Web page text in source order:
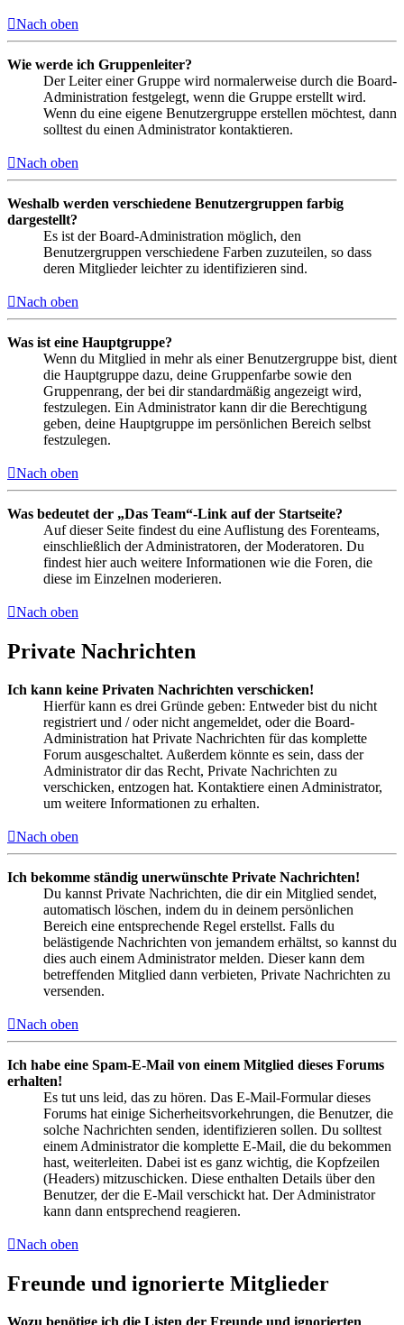
Nach oben
Wie werde ich Gruppenleiter?
Der Leiter einer Gruppe wird normalerweise durch die Board-
Administration festgelegt, wenn die Gruppe erstellt wird.
Wenn du eine eigene Benutzergruppe erstellen möchtest, dann
solltest du einen Administrator kontaktieren.
Nach oben
Weshalb werden verschiedene Benutzergruppen farbig
dargestellt?
Es ist der Board-Administration möglich, den
Benutzergruppen verschiedene Farben zuzuteilen, so dass
deren Mitglieder leichter zu identifizieren sind.
Nach oben
Was ist eine Hauptgruppe?
Wenn du Mitglied in mehr als einer Benutzergruppe bist, dient
die Hauptgruppe dazu, deine Gruppenfarbe sowie den
Gruppenrang, der bei dir standardmäßig angezeigt wird,
festzulegen. Ein Administrator kann dir die Berechtigung
geben, deine Hauptgruppe im persönlichen Bereich selbst
festzulegen.
Nach oben
Was bedeutet der „Das Team“-Link auf der Startseite?
Auf dieser Seite findest du eine Auflistung des Forenteams,
einschließlich der Administratoren, der Moderatoren. Du
findest hier auch weitere Informationen wie die Foren, die
diese im Einzelnen moderieren.
Nach oben
Private Nachrichten
Ich kann keine Privaten Nachrichten verschicken!
Hierfür kann es drei Gründe geben: Entweder bist du nicht
registriert und / oder nicht angemeldet, oder die Board-
Administration hat Private Nachrichten für das komplette
Forum ausgeschaltet. Außerdem könnte es sein, dass der
Administrator dir das Recht, Private Nachrichten zu
verschicken, entzogen hat. Kontaktiere einen Administrator,
um weitere Informationen zu erhalten.
Nach oben
Ich bekomme ständig unerwünschte Private Nachrichten!
Du kannst Private Nachrichten, die dir ein Mitglied sendet,
automatisch löschen, indem du in deinem persönlichen
Bereich eine entsprechende Regel erstellst. Falls du
belästigende Nachrichten von jemandem erhältst, so kannst du
dies auch einem Administrator melden. Dieser kann dem
betreffenden Mitglied dann verbieten, Private Nachrichten zu
versenden.
Nach oben
Ich habe eine Spam-E-Mail von einem Mitglied dieses Forums
erhalten!
Es tut uns leid, das zu hören. Das E-Mail-Formular dieses
Forums hat einige Sicherheitsvorkehrungen, die Benutzer, die
solche Nachrichten senden, identifizieren sollen. Du solltest
einem Administrator die komplette E-Mail, die du bekommen
hast, weiterleiten. Dabei ist es ganz wichtig, die Kopfzeilen
(Headers) mitzuschicken. Diese enthalten Details über den
Benutzer, der die E-Mail verschickt hat. Der Administrator
kann dann entsprechend reagieren.
Nach oben
Freunde und ignorierte Mitglieder
Wozu benötige ich die Listen der Freunde und ignorierten